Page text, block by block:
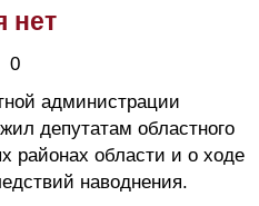
нет
администрации
депутатам областного
районах области и о ходе
наводнения.